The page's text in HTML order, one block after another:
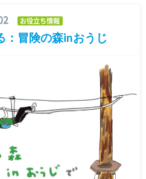
お役立ち情報
：冒険の森inおうじ